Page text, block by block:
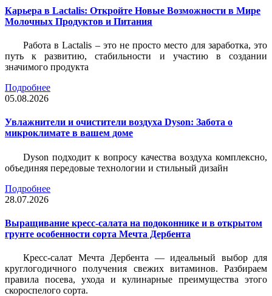
Карьера в Lactalis: Откройте Новые Возможности в Мире
Молочных Продуктов и Питания
Работа в Lactalis – это не просто место для заработка, это
путь к развитию, стабильности и участию в создании
значимого продукта
Подробнее
05.08.2026
Увлажнители и очистители воздуха Dyson: Забота о
микроклимате в вашем доме
Dyson подходит к вопросу качества воздуха комплексно,
объединяя передовые технологии и стильный дизайн
Подробнее
28.07.2026
Выращивание кресс-салата на подоконнике и в открытом
грунте особенности сорта Мечта Дербента
Кресс-салат Мечта Дербента — идеальный выбор для
круглогодичного получения свежих витаминов. Разбираем
правила посева, ухода и кулинарные преимущества этого
скороспелого сорта.